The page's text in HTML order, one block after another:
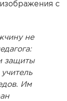
с
не
защиты
Им